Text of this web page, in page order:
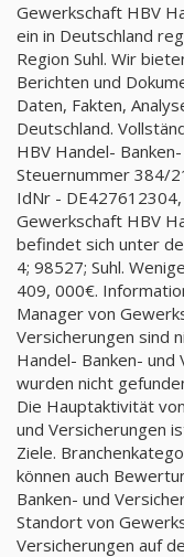
Gewerkschaft HBV
ein in Deutschland
Region Suhl. Wir
Berichten und
Daten, Fakten,
Deutschland.
HBV Handel-
Steuernummer 384/
IdNr -
Gewerkschaft HBV
befindet sich unter
4; 98527; Suhl.
409, 000€.
Manager von
Versicherungen sind
Handel- Banken-
wurden nicht
Die Hauptaktivität
und Versicherungen
Ziele.
können auch
Banken- und
Standort von
Versicherungen auf